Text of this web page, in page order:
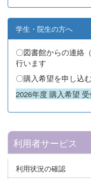
学生・院生の方へ
〇図書館からの連絡
行います
〇購入希望を申し込
2026年度 購入希望 受
利用者サービス
利用状況の確認